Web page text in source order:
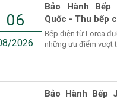
06
2026
Bảo Hành
Quốc - Thu bếp
Bếp điện từ Lorca
những ưu điểm vượt
Bảo Hành Bếp